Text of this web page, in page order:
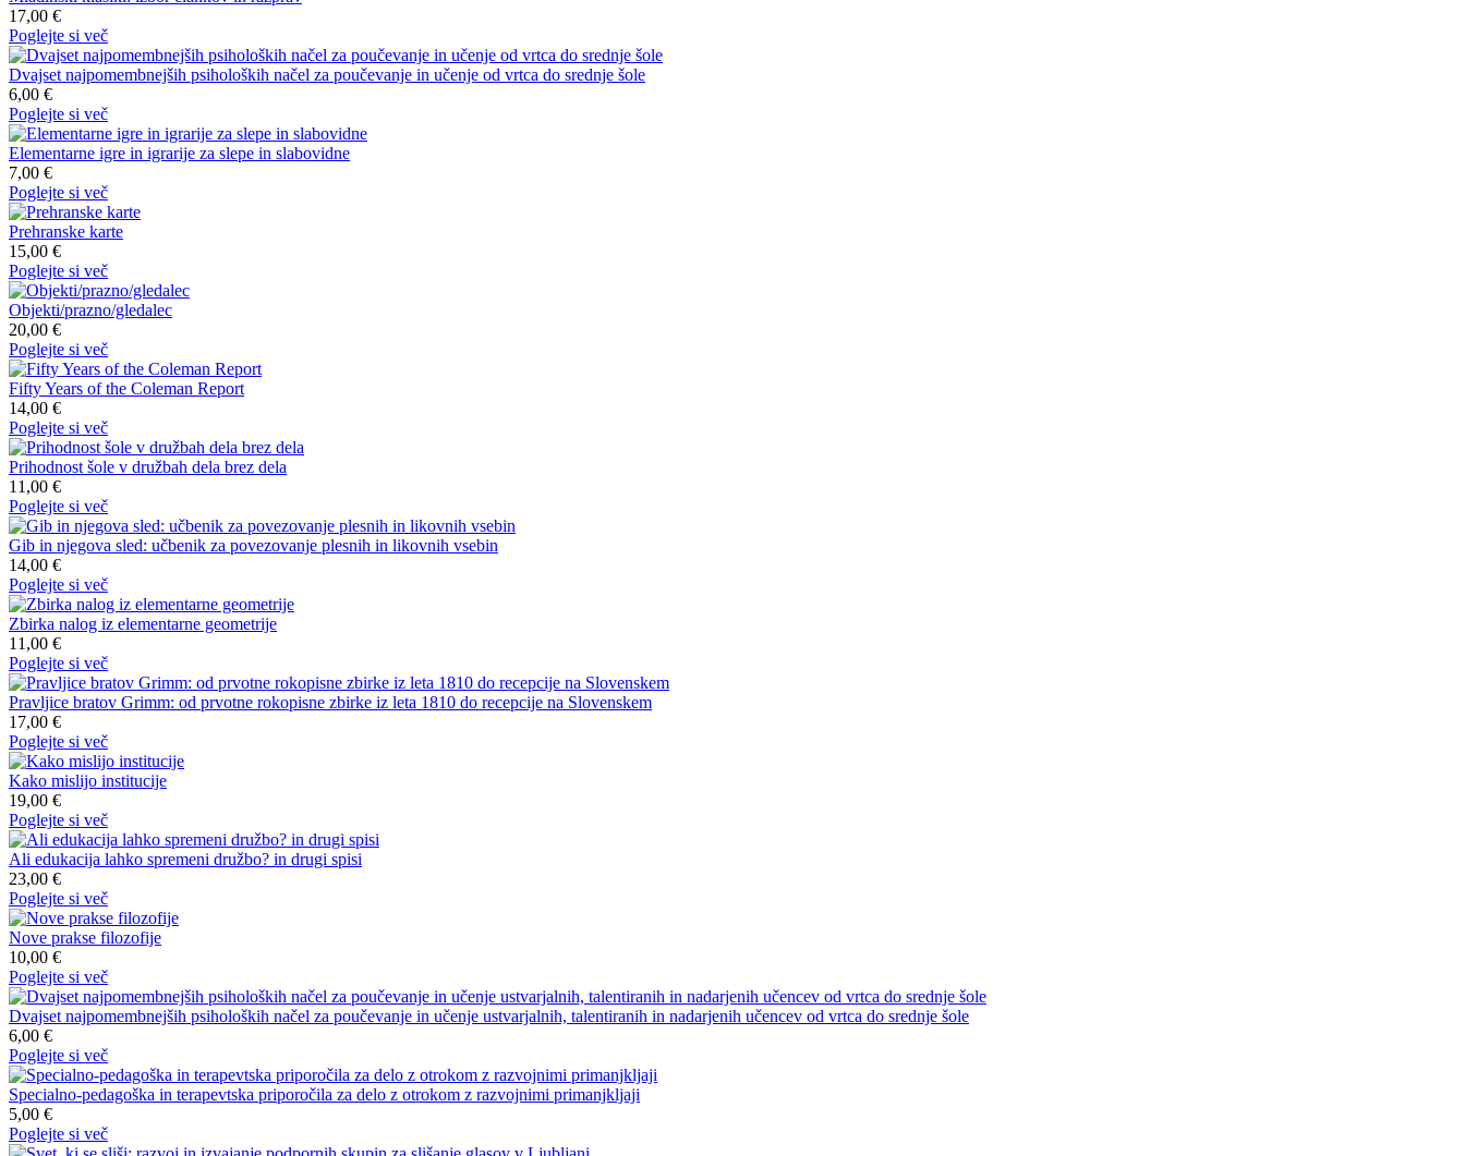
17,00 €
Poglejte si več
Dvajset najpomembnejših psiholoških načel za poučevanje in učenje od vrtca do srednje šole
6,00 €
Poglejte si več
Elementarne igre in igrarije za slepe in slabovidne
7,00 €
Poglejte si več
Prehranske karte
15,00 €
Poglejte si več
Objekti/prazno/gledalec
20,00 €
Poglejte si več
Fifty Years of the Coleman Report
14,00 €
Poglejte si več
Prihodnost šole v družbah dela brez dela
11,00 €
Poglejte si več
Gib in njegova sled: učbenik za povezovanje plesnih in likovnih vsebin
14,00 €
Poglejte si več
Zbirka nalog iz elementarne geometrije
11,00 €
Poglejte si več
Pravljice bratov Grimm: od prvotne rokopisne zbirke iz leta 1810 do recepcije na Slovenskem
17,00 €
Poglejte si več
Kako mislijo institucije
19,00 €
Poglejte si več
Ali edukacija lahko spremeni družbo? in drugi spisi
23,00 €
Poglejte si več
Nove prakse filozofije
10,00 €
Poglejte si več
Dvajset najpomembnejših psiholoških načel za poučevanje in učenje ustvarjalnih, talentiranih in nadarjenih učencev od vrtca do srednje šole
6,00 €
Poglejte si več
Specialno-pedagoška in terapevtska priporočila za delo z otrokom z razvojnimi primanjkljaji
5,00 €
Poglejte si več